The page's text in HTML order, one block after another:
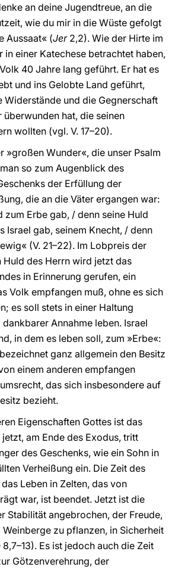
an deine Jugendtreue, an die
wie du mir in die Wüste gefolgt
Aussaat« (Jer 2,2). Wie der Hirte im
in einer Katechese betrachtet haben,
40 Jahre lang geführt. Er hat es
und ins Gelobte Land geführt,
Widerstände und die Gegnerschaft
hat, die seinen
wollten (vgl. V. 17–20).
»großen Wunder«, die unser Psalm
so zum Augenblick des
der Erfüllung der
die an die Väter ergangen war:
zum Erbe gab, / denn seine Huld
Israel gab, seinem Knecht, / denn
(V. 21–22). Im Lobpreis der
Huld des Herrn wird jetzt das
in Erinnerung gerufen, ein
Volk empfangen muß, ohne es sich
es soll stets in einer Haltung
Annahme leben. Israel
in dem es leben soll, zum »Erbe«:
ganz allgemein den Besitz
einem anderen empfangen
das sich insbesondere auf
bezieht.
Eigenschaften Gottes ist das
am Ende des Exodus, tritt
des Geschenks, wie ein Sohn in
Verheißung ein. Die Zeit des
Leben in Zelten, das von
war, ist beendet. Jetzt ist die
Stabilität angebrochen, der Freude,
Weinberge zu pflanzen, in Sicherheit
8,7–13). Es ist jedoch auch die Zeit
Götzenverehrung, der